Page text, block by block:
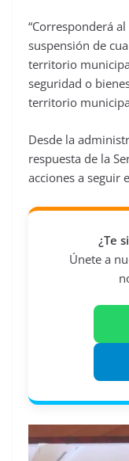
“Corresponderá
suspensión de
territorio
seguridad o
territorio
Desde la
respuesta de la
acciones a seguir
¿Te
Únete a